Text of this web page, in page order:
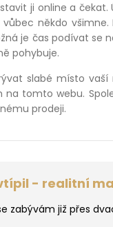
ji online a
někdo
je čas podívat se
pohybuje.
slabé místo
tomto webu.
prodeji.
- realitní
zabývám již přes